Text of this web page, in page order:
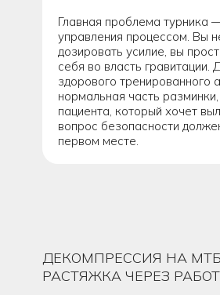
Главная проблема турника
управления процессом. Вы
дозировать усилие, вы
себя во власть гравитации.
здорового тренированного
нормальная часть
пациента, который хочет
вопрос безопасности
первом месте.
ДЕКОМПРЕССИЯ НА
РАСТЯЖКА ЧЕРЕЗ